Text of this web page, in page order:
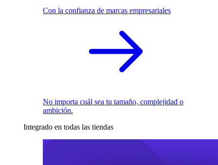
Con la confianza de marcas empresariales
No importa cuál sea tu tamaño, complejidad o
ambición.
Integrado en todas las tiendas